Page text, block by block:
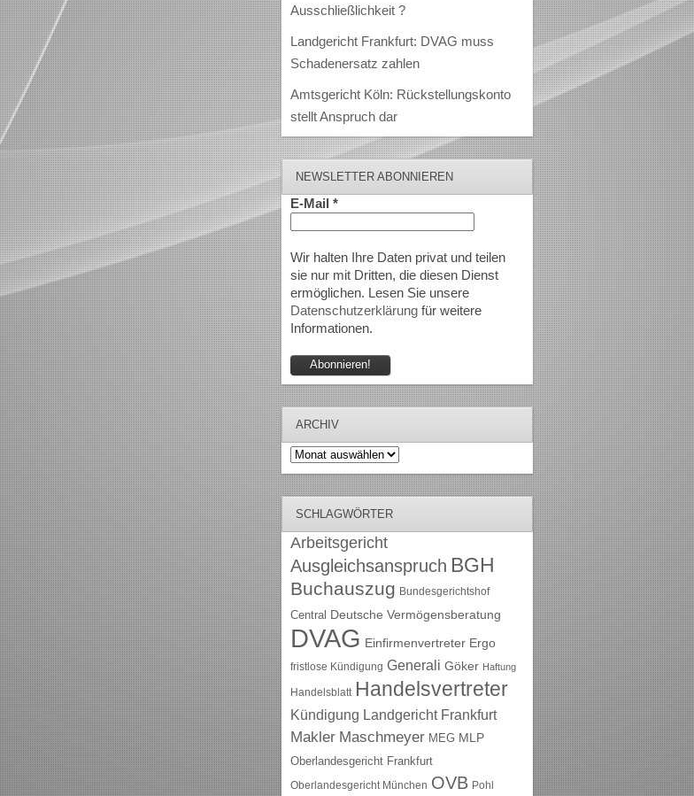
Ausschließlichkeit ?
Landgericht Frankfurt: DVAG muss
Schadenersatz zahlen
Amtsgericht Köln: Rückstellungskonto
stellt Anspruch dar
NEWSLETTER ABONNIEREN
E-Mail *
Wir halten Ihre Daten privat und teilen
sie nur mit Dritten, die diesen Dienst
ermöglichen. Lesen Sie unsere
Datenschutzerklärungfür weitere
Informationen.
ARCHIV
Archiv
SCHLAGWÖRTER
Arbeitsgericht
Ausgleichsanspruch BGH
Buchauszug Bundesgerichtshof
Central Deutsche Vermögensberatung
DVAG Einfirmenvertreter Ergo
fristlose Kündigung Generali Göker Haftung
Handelsblatt Handelsvertreter
Kündigung Landgericht Frankfurt
Makler Maschmeyer MEG MLP
Oberlandesgericht Frankfurt
Oberlandesgericht München OVB Pohl